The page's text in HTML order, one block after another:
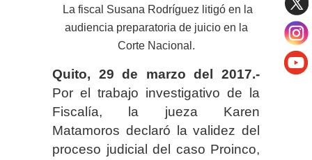
La fiscal Susana Rodríguez litigó en la
audiencia preparatoria de juicio en la
Corte Nacional.
Quito, 29 de marzo del 2017.-
Por el trabajo investigativo de la
Fiscalía, la jueza Karen
Matamoros declaró la validez del
proceso judicial del caso Proinco,